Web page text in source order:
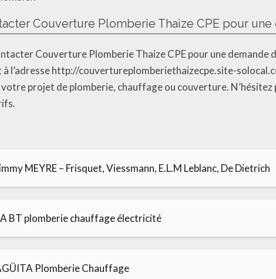
Couverture Plomberie Thaize CPE pour
Couverture Plomberie Thaize CPE pour une demande
l’adresse http://couvertureplomberiethaizecpe.site-
projet de plomberie, chauffage ou couverture.
MEYRE – Frisquet, Viessmann, E.L.M Leblanc, De Dietrich
BT plomberie chauffage électricité
Plomberie Chauffage